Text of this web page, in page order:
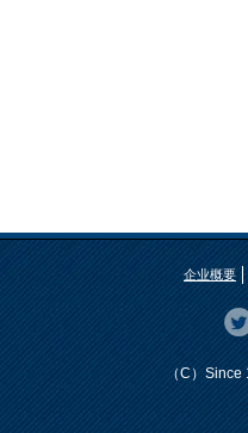
企业概要
（C）Since